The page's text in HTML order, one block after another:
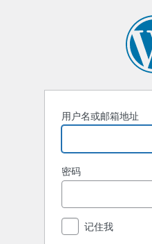
用户名或邮箱地址
密码
记住我